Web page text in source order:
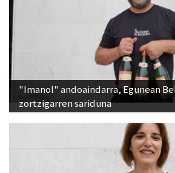
"Imanol" andoaindarra, Egunean
zortzigarren sariduna